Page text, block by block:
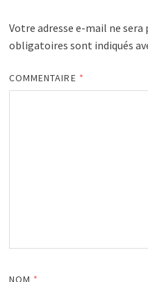
Votre adresse e-mail ne sera
obligatoires sont indiqués
COMMENTAIRE *